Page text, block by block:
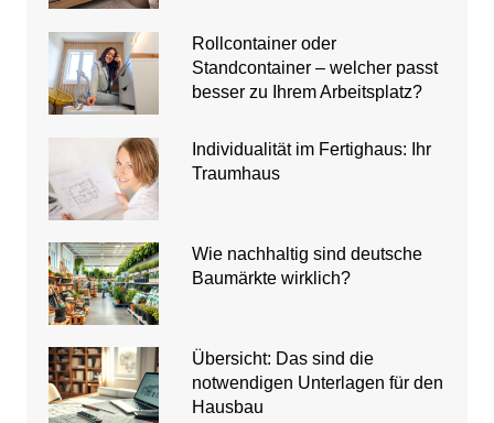
Rollcontainer oder
Standcontainer – welcher passt
besser zu Ihrem Arbeitsplatz?
Individualität im Fertighaus: Ihr
Traumhaus
Wie nachhaltig sind deutsche
Baumärkte wirklich?
Übersicht: Das sind die
notwendigen Unterlagen für den
Hausbau